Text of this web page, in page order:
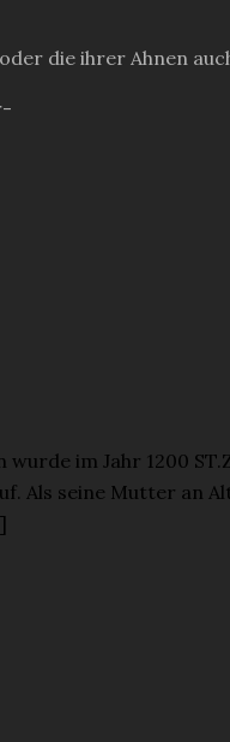
die ihrer Ahnen
wurde im Jahr 1200
Als seine Mutter an